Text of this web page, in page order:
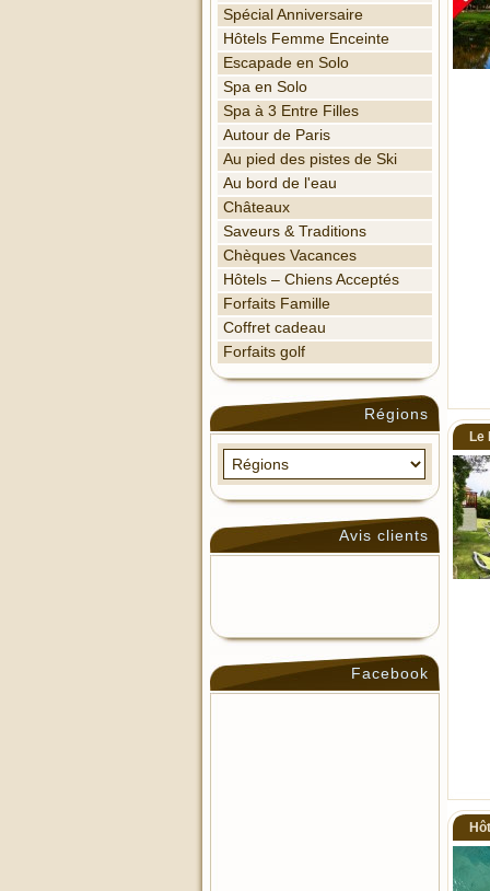
Le
Spécial Anniversaire
Hôtels Femme Enceinte
Escapade en Solo
Spa en Solo
Spa à 3 Entre Filles
Autour de Paris
Au pied des pistes de Ski
Au bord de l'eau
Châteaux
Saveurs & Traditions
Chèques Vacances
Hôtels – Chiens Acceptés
Forfaits Famille
Coffret cadeau
Forfaits golf
Régions
Avis clients
Facebook